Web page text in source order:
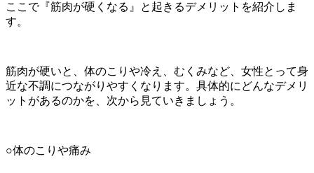
ここで『筋肉が硬くなる』と起きるデメリットを紹介しま
す。
筋肉が硬いと、体のこりや冷え、むくみなど、女性とって身
近な不調につながりやすくなります。具体的にどんなデメリ
ットがあるのかを、次から見ていきましょう。
○体のこりや痛み